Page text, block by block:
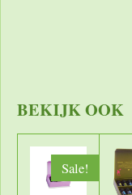
BEKIJK OOK
Sale!